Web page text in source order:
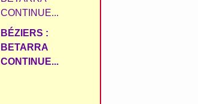
BÉZIERS :
BETARRA
CONTINUE...